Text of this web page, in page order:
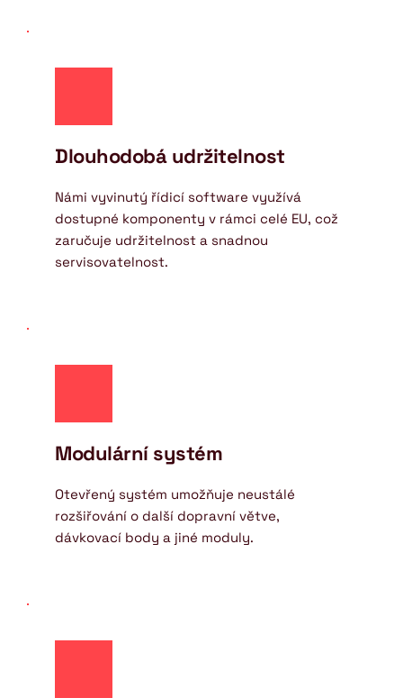
Dlouhodobá udržitelnost
Námi vyvinutý řídicí software využívá
dostupné komponenty v rámci celé EU, což
zaručuje udržitelnost a snadnou
servisovatelnost.
Modulární systém
Otevřený systém umožňuje neustálé
rozšiřování o další dopravní větve,
dávkovací body a jiné moduly.